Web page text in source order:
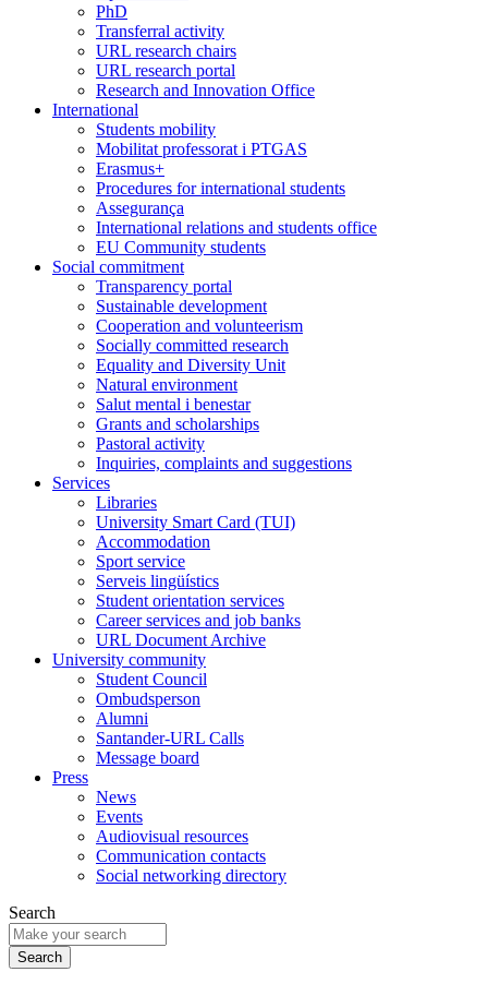
PhD
Transferral activity
URL research chairs
URL research portal
Research and Innovation Office
International
Students mobility
Mobilitat professorat i PTGAS
Erasmus+
Procedures for international students
Assegurança
International relations and students office
EU Community students
Social commitment
Transparency portal
Sustainable development
Cooperation and volunteerism
Socially committed research
Equality and Diversity Unit
Natural environment
Salut mental i benestar
Grants and scholarships
Pastoral activity
Inquiries, complaints and suggestions
Services
Libraries
University Smart Card (TUI)
Accommodation
Sport service
Serveis lingüístics
Student orientation services
Career services and job banks
URL Document Archive
University community
Student Council
Ombudsperson
Alumni
Santander-URL Calls
Message board
Press
News
Events
Audiovisual resources
Communication contacts
Social networking directory
Search